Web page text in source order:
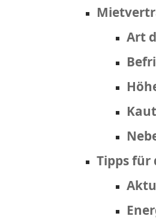
Art
Tipps für